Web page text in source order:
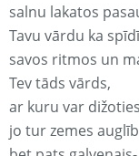
salnu lakatos
Tavu vārdu ka
savos ritmos un
Tev tāds vārds,
ar kuru var
jo tur zemes